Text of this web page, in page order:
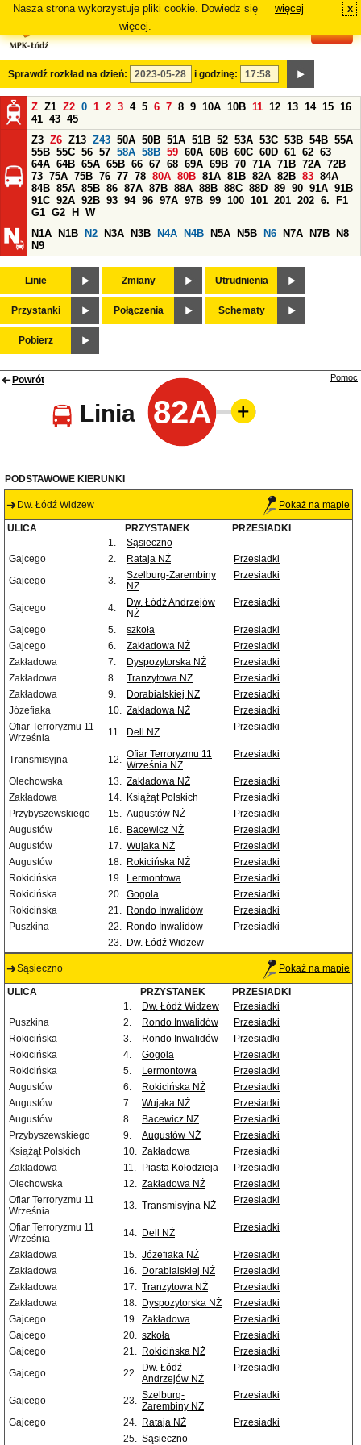
Nasza strona wykorzystuje pliki cookie. Dowiedz się
więcej.
więcej x
Sprawdź rozkład na dzień: i godzinę:
Z Z1 Z2 0 1 2 3 4 5 6 7 8 9 10A 10B 11 12 13 14 15 16
41 43 45
Z3 Z6 Z13 Z43 50A 50B 51A 51B 52 53A 53C 53B 54B 55A
55B 55C 56 57 58A 58B 59 60A 60B 60C 60D 61 62 63
64A 64B 65A 65B 66 67 68 69A 69B 70 71A 71B 72A 72B
73 75A 75B 76 77 78 80A 80B 81A 81B 82A 82B 83 84A
84B 85A 85B 86 87A 87B 88A 88B 88C 88D 89 90 91A 91B
91C 92A 92B 93 94 96 97A 97B 99 100 101 201 202 6.
F1
G1 G2 H
W
N1A
N1B N2 N3A N3B N4A N4B N5A N5B N6 N7A N7B
N8
N9
Linie Zmiany Utrudnienia
Przystanki Połączenia Schematy
Pobierz
Powrót
Linia 82A
Pomoc
PODSTAWOWE KIERUNKI
Dw. Łódź Widzew Pokaż na mapie
ULICA PRZYSTANEK
PRZESIADKI
1.
Sąsieczno
Gajcego
2. Rataja NŻ
Przesiadki
Gajcego
3.
Szelburg-Zarembiny
NŻ
Przesiadki
Gajcego 4.
Dw. Łódź Andrzejów
NŻ
Przesiadki
Gajcego 5. szkoła
Przesiadki
Gajcego
6. Zakładowa NŻ
Przesiadki
Zakładowa
7. Dyspozytorska NŻ
Przesiadki
Zakładowa
8. Tranzytowa NŻ
Przesiadki
Zakładowa
9. Dorabialskiej NŻ
Przesiadki
Józefiaka
10. Zakładowa NŻ
Przesiadki
Ofiar Terroryzmu 11
Września
11. Dell NŻ Przesiadki
Transmisyjna 12. Ofiar Terroryzmu 11
Września NŻ
Przesiadki
Olechowska 13. Zakładowa NŻ
Przesiadki
Zakładowa
14. Książąt Polskich
Przesiadki
Przybyszewskiego
15. Augustów NŻ
Przesiadki
Augustów
16. Bacewicz NŻ
Przesiadki
Augustów
17. Wujaka NŻ
Przesiadki
Augustów
18. Rokicińska NŻ
Przesiadki
Rokicińska
19. Lermontowa
Przesiadki
Rokicińska
20. Gogola
Przesiadki
Rokicińska
21. Rondo Inwalidów
Przesiadki
Puszkina
22. Rondo Inwalidów
Przesiadki
23. Dw. Łódź Widzew
Sąsieczno Pokaż na mapie
ULICA PRZYSTANEK
PRZESIADKI
1.
Dw. Łódź Widzew
Przesiadki
Puszkina
2. Rondo Inwalidów
Przesiadki
Rokicińska
3. Rondo Inwalidów
Przesiadki
Rokicińska
4. Gogola
Przesiadki
Rokicińska
5. Lermontowa
Przesiadki
Augustów
6. Rokicińska NŻ
Przesiadki
Augustów
7. Wujaka NŻ
Przesiadki
Augustów
8. Bacewicz NŻ
Przesiadki
Przybyszewskiego
9. Augustów NŻ
Przesiadki
Książąt Polskich
10. Zakładowa
Przesiadki
Zakładowa
11. Piasta Kołodzieja
Przesiadki
Olechowska
12. Zakładowa NŻ
Przesiadki
Ofiar Terroryzmu 11
Września
13. Transmisyjna NŻ Przesiadki
Ofiar Terroryzmu 11
Września
14. Dell NŻ Przesiadki
Zakładowa 15. Józefiaka NŻ
Przesiadki
Zakładowa
16. Dorabialskiej NŻ
Przesiadki
Zakładowa
17. Tranzytowa NŻ
Przesiadki
Zakładowa
18. Dyspozytorska NŻ
Przesiadki
Gajcego
19. Zakładowa
Przesiadki
Gajcego
20. szkoła
Przesiadki
Gajcego
21. Rokicińska NŻ
Przesiadki
Gajcego
22. Dw. Łódź
Andrzejów NŻ
Przesiadki
Gajcego 23. Szelburg-
Zarembiny NŻ
Przesiadki
Gajcego 24. Rataja NŻ
Przesiadki
25. Sąsieczno